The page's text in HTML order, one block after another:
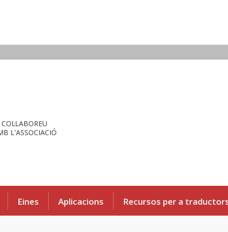
COL·LABOREU
L'ASSOCIACIÓ
Eines Aplicacions Recursos per a